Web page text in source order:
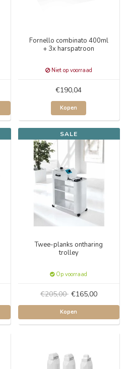
Fornello combinato 400ml
+ 3x harspatroon
Niet op voorraad
€190,04
Kopen
SALE
Twee-planks ontharing
trolley
Op voorraad
€205,00 €165,00
Kopen